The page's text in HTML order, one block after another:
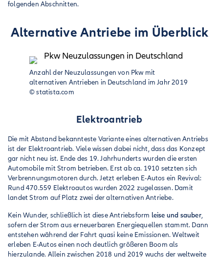
folgenden Abschnitten.
Alternative Antriebe im Überblick
Anzahl der Neuzulassungen von Pkw mit
alternativen Antrieben in Deutschland im Jahr 2019
©statista.com
Elektroantrieb
Die mit Abstand bekannteste Variante eines alternativen Antriebs
ist der Elektroantrieb. Viele wissen dabei nicht, dass das Konzept
gar nicht neu ist. Ende des 19. Jahrhunderts wurden die ersten
Automobile mit Strom betrieben. Erst ab ca. 1910 setzten sich
Verbrennungsmotoren durch. Jetzt erleben E-Autos ein Revival:
Rund 470.559 Elektroautos wurden 2022 zugelassen. Damit
landet Strom auf Platz zwei der alternativen Antriebe.
Kein Wunder, schließlich ist diese Antriebsform leise und sauber,
sofern der Strom aus erneuerbaren Energiequellen stammt. Dann
entstehen während der Fahrt quasi keine Emissionen. Weltweit
erleben E-Autos einen noch deutlich größeren Boom als
hierzulande. Allein zwischen 2018 und 2019 wuchs der weltweite